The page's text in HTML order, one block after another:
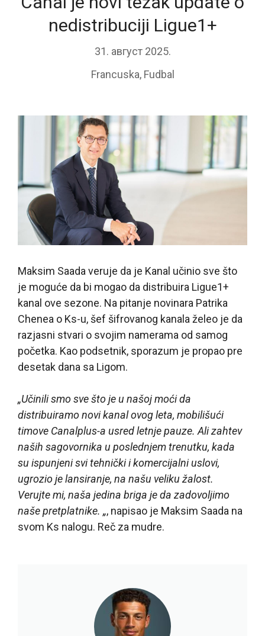
nedistribuciji Ligue1+
31. август 2025.
Francuska, Fudbal
Maksim Saada veruje da je Kanal učinio sve što
je moguće da bi mogao da distribuira Ligue1+
kanal ove sezone. Na pitanje novinara Patrika
Chenea o Ks-u, šef šifrovanog kanala želeo je da
razjasni stvari o svojim namerama od samog
početka. Kao podsetnik, sporazum je propao pre
desetak dana sa Ligom.
„Učinili smo sve što je u našoj moći da
distribuiramo novi kanal ovog leta, mobilišući
timove Canalplus-a usred letnje pauze. Ali zahtev
naših sagovornika u poslednjem trenutku, kada
su ispunjeni svi tehnički i komercijalni uslovi,
ugrozio je lansiranje, na našu veliku žalost.
Verujte mi, naša jedina briga je da zadovoljimo
naše pretplatnike. „, napisao je Maksim Saada na
svom Ks nalogu. Reč za mudre.